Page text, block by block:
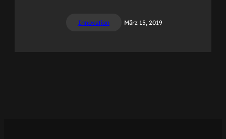
Innovation März 15, 2019